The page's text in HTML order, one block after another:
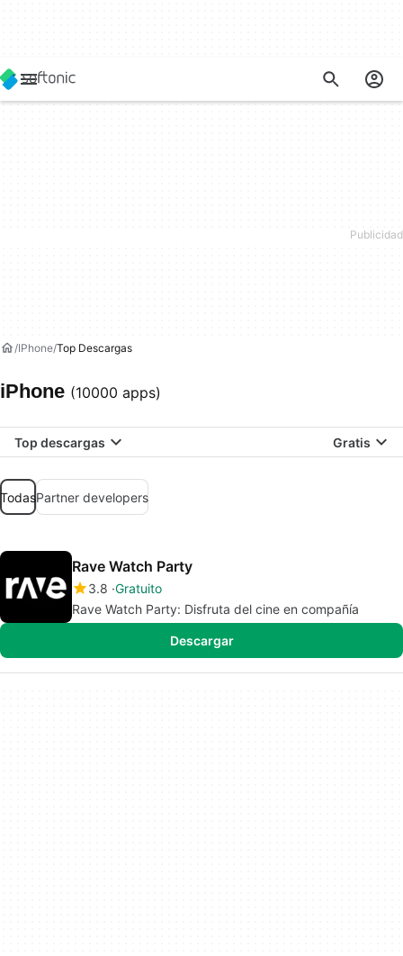
IPhone Top Descargas
iPhone (10000 apps)
Top descargas Gratis
TodasPartner developers
Rave Watch Party
3.8 Gratuito
Rave Watch Party: Disfruta del cine en compañía
Descargar